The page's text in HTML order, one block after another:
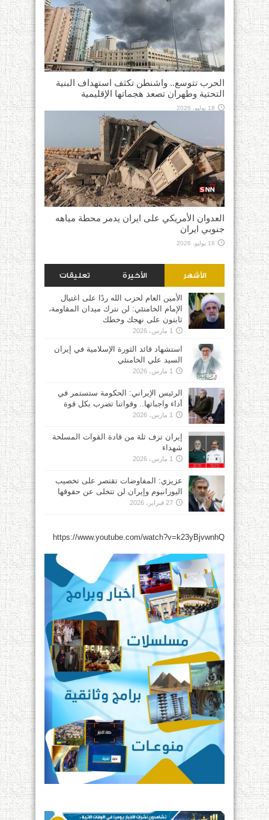
الحرب تتوسع.. واشنطن تكثف استهداف البنية
التحتية وطهران تصعد هجماتها الإقليمية
18 يوليو، 2026
العدوان الأمريكي على ايران يدمر محطة مياهه
جنوبي ايران
18 يوليو، 2026
الأشهر الأخيرة تعليقات
الأمين العام لحزب الله ردًا على اغتيال
الإمام الخامنئي: لن نترك ميدان المقاومة،
ثابتون على نهجك وخطك
1 مارس، 2026
استشهاد قائد الثورة الإسلامية في إيران
السيد علي الخامنئي
1 مارس، 2026
الرئيس الإيراني: الحكومة ستستمر في
أداء واجباتها.. وقواتنا تضرب بكل قوة
1 مارس، 2026
إيران تزف ثلة من قادة القوات المسلحة
شهداء
1 مارس، 2026
عزيزي: المفاوضات تقتصر على تخصيب
اليورانيوم وإيران لن تتخلى عن حقوقها
27 فبراير، 2026
https://www.youtube.com/watch?v=k23yBjvwnhQ